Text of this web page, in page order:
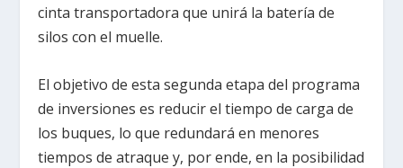
cinta transportadora que unirá la batería de
silos con el muelle.
El objetivo de esta segunda etapa del programa
de inversiones es reducir el tiempo de carga de
los buques, lo que redundará en menores
tiempos de atraque y, por ende, en la posibilidad